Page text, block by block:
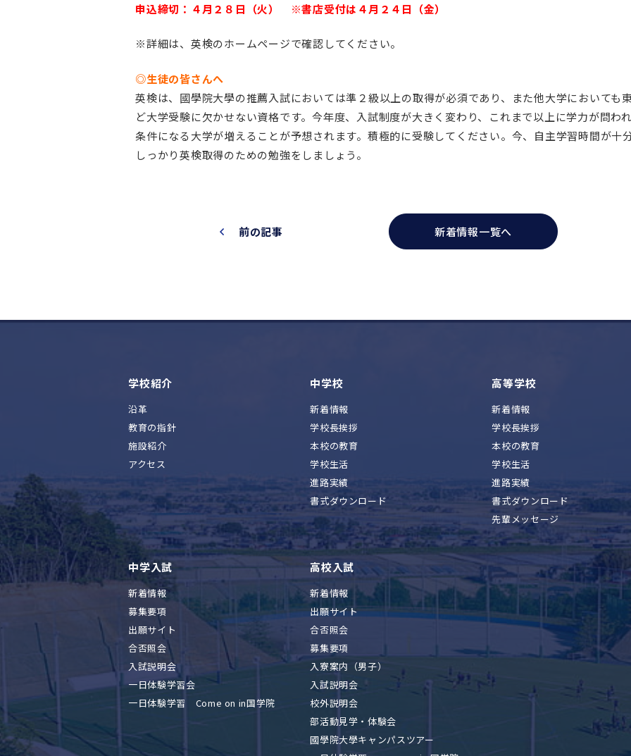
申込締切：４月２８日（火） ※書店受付は４月２４日（金）
※詳細は、英検のホームページで確認してください。
◎生徒の皆さんへ
英検は、國學院大學の推薦入試においては準２級以上の取得が必須であり、また他大学においても
ど大学受験に欠かせない資格です。今年度、入試制度が大きく変わり、これまで以上に学力が問わ
条件になる大学が増えることが予想されます。積極的に受験してください。今、自主学習時間が十
しっかり英検取得のための勉強をしましょう。
新着情報一覧へ
前の記事
学校紹介
沿革
教育の指針
施設紹介
アクセス
中学校
新着情報
学校長挨拶
本校の教育
学校生活
進路実績
書式ダウンロード
高等学校
新着情報
学校長挨拶
本校の教育
学校生活
進路実績
書式ダウンロード
先輩メッセージ
中学入試
新着情報
募集要項
出願サイト
合否照会
入試説明会
一日体験学習会
一日体験学習 Come on in国学院
高校入試
新着情報
出願サイト
合否照会
募集要項
入寮案内（男子）
入試説明会
校外説明会
部活動見学・体験会
國學院大學キャンパスツアー